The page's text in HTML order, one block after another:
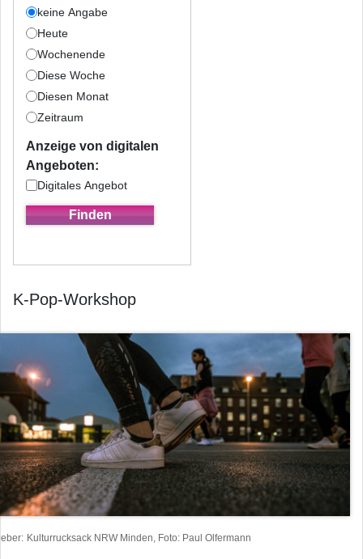
keine Angabe
Heute
Wochenende
Diese Woche
Diesen Monat
Zeitraum
Anzeige von digitalen
Angeboten:
Digitales Angebot
K-Pop-Workshop
Kulturrucksack NRW Minden, Foto: Paul Olfermann